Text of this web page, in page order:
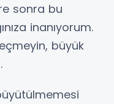
sonra bu
inanıyorum.
büyük